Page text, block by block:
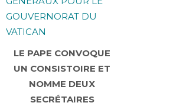
LE PAPE CONVOQUE
UN CONSISTOIRE ET
NOMME DEUX
SECRÉTAIRES